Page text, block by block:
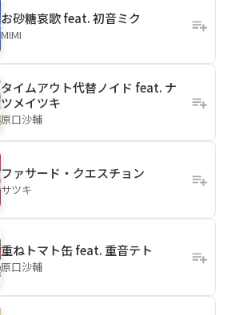
お砂糖哀歌 feat. 初音ミク
MIMI
タイムアウト代替ノイド feat. ナ
ツメイツキ
原口沙輔
ファサード・クエスチョン
サツキ
重ねトマト缶 feat. 重音テト
原口沙輔